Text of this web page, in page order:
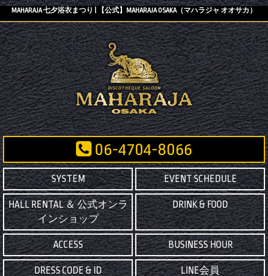
MAHARAJA 七夕浴衣まつり | 【公式】MAHARAJA OSAKA（マハラジャ オオサカ）
06-4704-8066
SYSTEM EVENT SCHEDULE
HALL RENTAL ＆ 公式オンラ
インショップ
DRINK & FOOD
ACCESS BUSINESS HOUR
DRESS CODE & ID LINE会員